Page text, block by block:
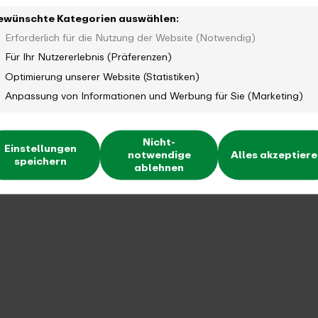
Kategorien auswählen:
Erforderlich für die Nutzung der Website (Notwendig)
Für Ihr Nutzererlebnis (Präferenzen)
Optimierung unserer Website (Statistiken)
Anpassung von Informationen und Werbung für Sie (Marketing)
Einstellungen
speichern
Nicht-
notwendige
ablehnen
Alles